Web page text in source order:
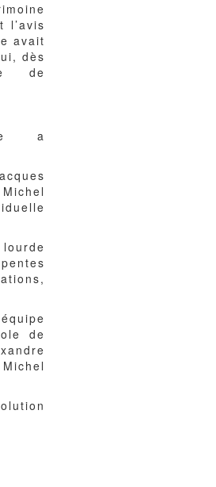
l’avis
avait
dès
de
a
de